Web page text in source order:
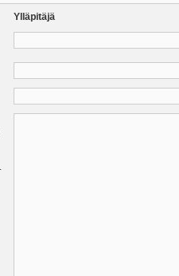
Ylläpitäjä